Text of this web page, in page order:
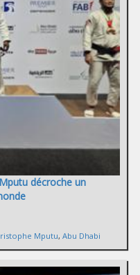
décroche un
Mputu, Abu Dhabi